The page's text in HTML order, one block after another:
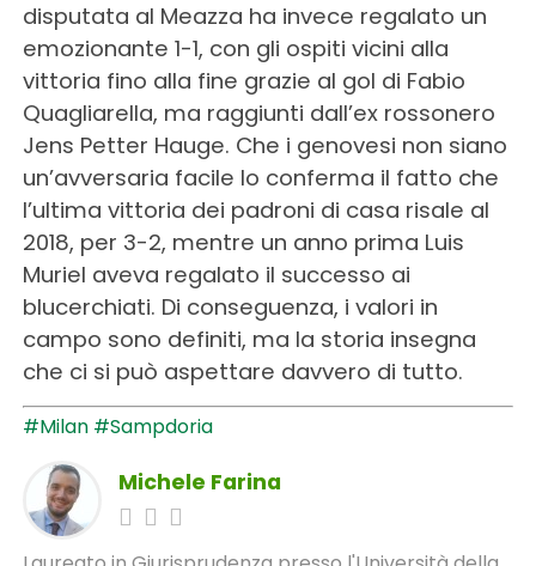
disputata al Meazza ha invece regalato un
emozionante 1-1, con gli ospiti vicini alla
vittoria fino alla fine grazie al gol di Fabio
Quagliarella, ma raggiunti dall’ex rossonero
Jens Petter Hauge. Che i genovesi non siano
un’avversaria facile lo conferma il fatto che
l’ultima vittoria dei padroni di casa risale al
2018, per 3-2, mentre un anno prima Luis
Muriel aveva regalato il successo ai
blucerchiati. Di conseguenza, i valori in
campo sono definiti, ma la storia insegna
che ci si può aspettare davvero di tutto.
#Milan #Sampdoria
Michele Farina